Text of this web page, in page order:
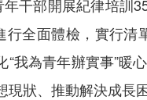
干部開展紀律培訓
全面體檢，實行
我為青年辦實事”暖
狀、推動解決成長困